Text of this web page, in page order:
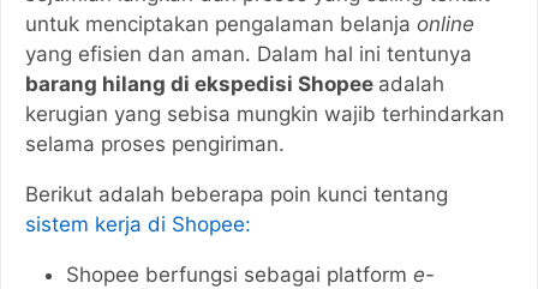
untuk menciptakan pengalaman belanja online
yang efisien dan aman. Dalam hal ini tentunya
barang hilang di ekspedisi Shopee adalah
kerugian yang sebisa mungkin wajib terhindarkan
selama proses pengiriman.
Berikut adalah beberapa poin kunci tentang
sistem kerja di Shopee:
Shopee berfungsi sebagai platform e-